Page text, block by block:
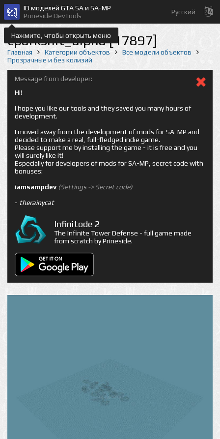
Нажмите, чтобы открыть меню
ID моделей GTA SA и SA-MP
Prineside DevTools
Русский
cparkshit_alpha [17897]
Главная Категории объектов
Все модели объектов
Прозрачные и без колизий
Message from developer:
Hi!
I hope you like our tools and they saved you many hours of
development.
I moved away from the development of mods for SA-MP and
decided to make a real, full-fledged indie game.
Please support me by installing the game - it is free and you
will surely like it!
Especially for developers of mods for SA-MP, secret code with
bonuses:
iamsampdev (Settings -> Secret code)
- therainycat
Infinitode 2
The Infinite Tower Defense - full game made
from scratch by Prineside.